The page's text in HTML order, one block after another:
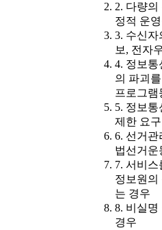
2. 다량의
정적 운
3. 수신자
보, 전자
4. 정보통
의 파괴
프로그램
5. 정보
제한 요
6. 선거관
법선거운
7. 서비
정보원의
는 경우
8. 비실명
경우